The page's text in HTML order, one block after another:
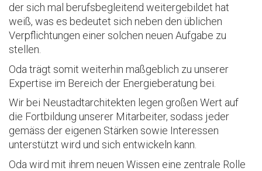
der sich mal berufsbegleitend weitergebildet hat
weiß, was es bedeutet sich neben den üblichen
Verpflichtungen einer solchen neuen Aufgabe zu
stellen.
Oda trägt somit weiterhin maßgeblich zu unserer
Expertise im Bereich der Energieberatung bei.
Wir bei Neustadtarchitekten legen großen Wert auf
die Fortbildung unserer Mitarbeiter, sodass jeder
gemäss der eigenen Stärken sowie Interessen
unterstützt wird und sich entwickeln kann.
Oda wird mit ihrem neuen Wissen eine zentrale Rolle